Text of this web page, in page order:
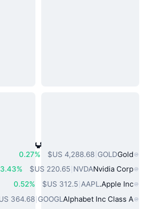
أصول العالم الحقيقي الشائعة
Gold
GOLD
‏‏4,288.68 US$
0.27%
Nvidia Corp
NVDA
3.43%
Apple Inc.
AAPL
0.52%
Alphabet Inc Class A
GOOGL
‏364.68 US$